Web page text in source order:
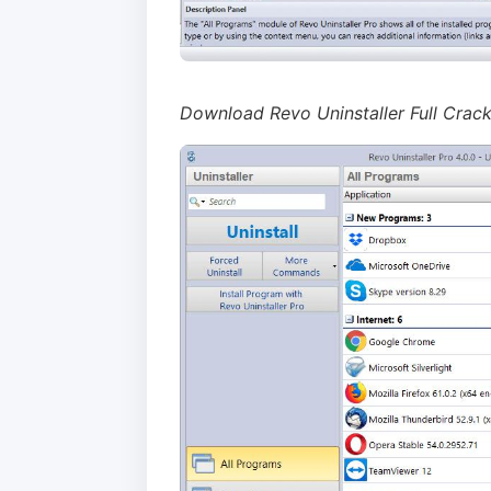
Download Revo Uninstaller Full Crack